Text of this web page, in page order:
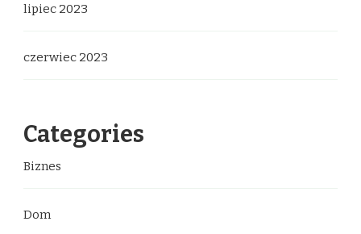
lipiec 2023
czerwiec 2023
Categories
Biznes
Dom